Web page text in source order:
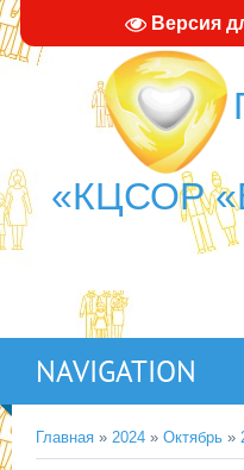
Версия
«КЦСОР
NAVIGATION
Главная » 2024 » Октябрь »